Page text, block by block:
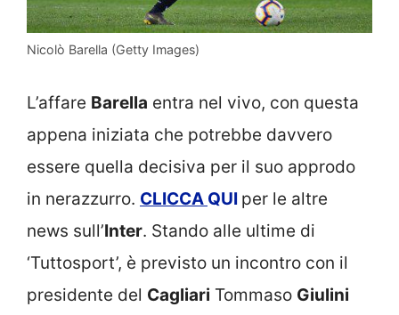
Nicolò Barella (Getty Images)
L’affare Barella entra nel vivo, con questa
appena iniziata che potrebbe davvero
essere quella decisiva per il suo approdo
in nerazzurro. CLICCA QUI per le altre
news sull’Inter. Stando alle ultime di
‘Tuttosport’, è previsto un incontro con il
presidente del Cagliari Tommaso Giulini